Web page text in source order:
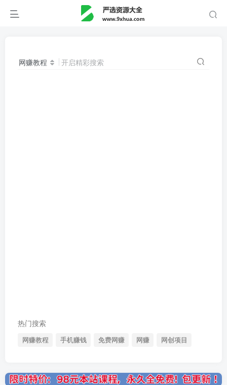
网赚教程 开启精彩搜索
热门搜索
网赚教程 手机赚钱 免费网赚 网赚 网创项目
只要98元开通VIP会员，终身下载各大机构内部资源，一站式草根创业基地，最新最强网赚教程大全，小投入，大回报！